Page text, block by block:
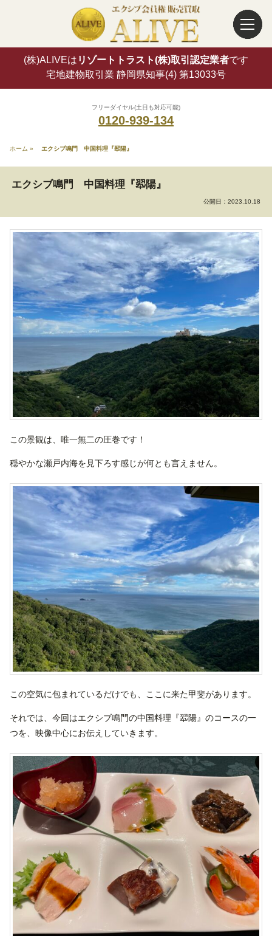
(株)ALIVEは リゾートトラスト(株)取引認定業者です
宅地建物取引業 静岡県知事(4) 第13033号
フリーダイヤル(土日も対応可能)
0120-939-134
ホーム » エクシブ鳴門 中国料理『翆陽』
エクシブ鳴門 中国料理『翆陽』
公開日： 2023.10.18
この景観は、唯一無二の圧巻です！
穏やかな瀬戸内海を見下ろす感じが何とも言えません。
この空気に包まれているだけでも、ここに来た甲斐があります。
それでは、今回はエクシブ鳴門の中国料理『翆陽』のコースの一
つを、映像中心にお伝えしていきます。